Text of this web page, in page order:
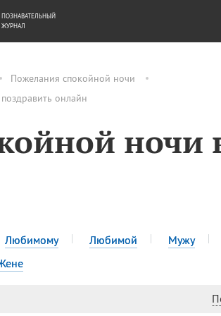
Пожелания спокойной ночи
онлайн
ночи
Любимому Любимой Мужу
ДЕНЬГИ
ПОЗНАВАТЕЛЬНЫЙ
ЖУРНАЛ